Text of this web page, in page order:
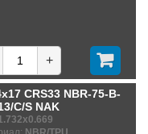
+
CRS33 NBR-75-B-
C/S NAK